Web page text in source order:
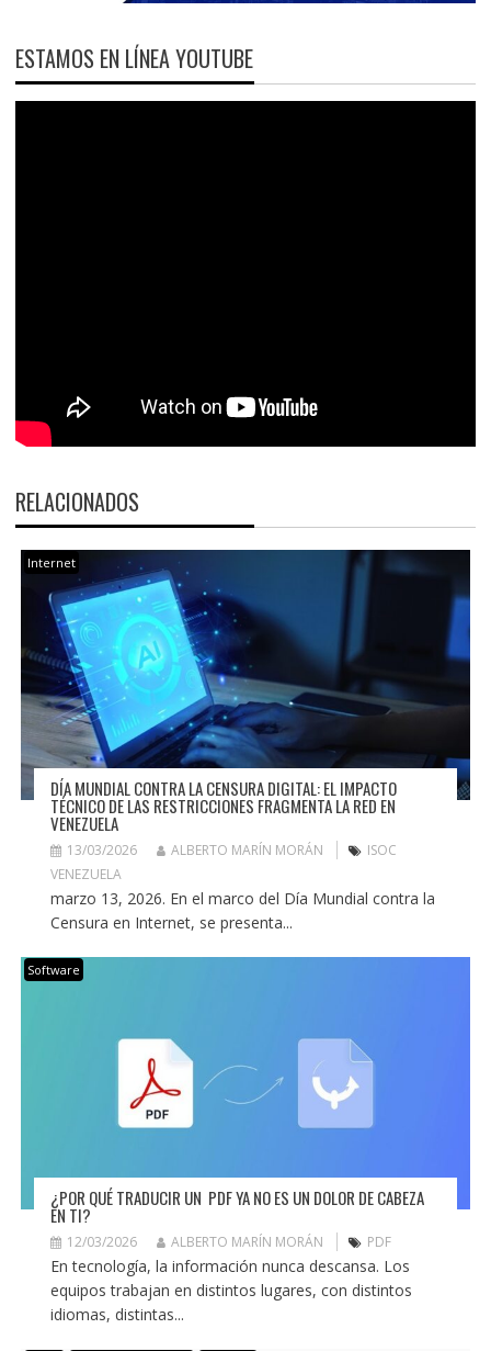
ESTAMOS EN LÍNEA YOUTUBE
RELACIONADOS
Internet
DÍA MUNDIAL CONTRA LA CENSURA DIGITAL: EL IMPACTO
TÉCNICO DE LAS RESTRICCIONES FRAGMENTA LA RED EN
VENEZUELA
13/03/2026 ALBERTO MARÍN MORÁN
ISOC
VENEZUELA
marzo 13, 2026. En el marco del Día Mundial contra la
Censura en Internet, se presenta...
Software
¿POR QUÉ TRADUCIR UN PDF YA NO ES UN DOLOR DE CABEZA
EN TI?
12/03/2026 ALBERTO MARÍN MORÁN PDF
En tecnología, la información nunca descansa. Los
equipos trabajan en distintos lugares, con distintos
idiomas, distintas...